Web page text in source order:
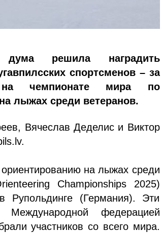
дума решила наградить
спортсменов – за
на чемпионате мира по
лыжах среди ветеранов.
Вячеслав Деделис и Виктор
на лыжах среди
Championships 2025)
(Германия). Эти
Международной федерацией
участников со всего мира.